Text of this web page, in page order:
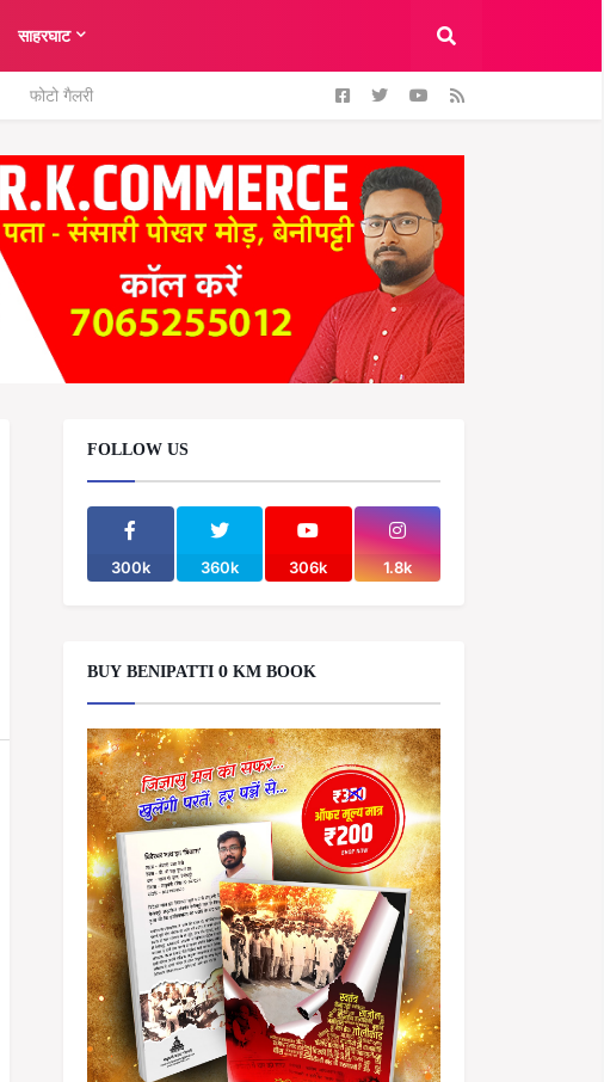
साहरघाट
फोटो गैलरी
FOLLOW US
300k 360k 306k 1.8k
BUY BENIPATTI 0 KM BOOK